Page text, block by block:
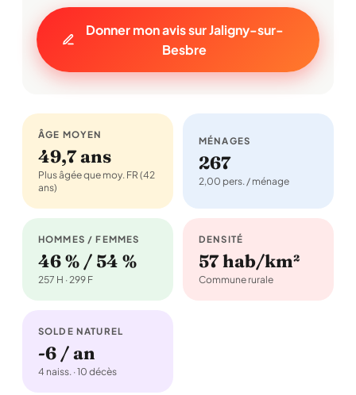
Donner mon avis sur Jaligny-sur-
Besbre
ÂGE MOYEN
49,7 ans
Plus âgée que moy. FR (42
ans)
MÉNAGES
267
2,00 pers. / ménage
HOMMES / FEMMES
46 % / 54 %
257 H · 299 F
DENSITÉ
57 hab/km²
Commune rurale
SOLDE NATUREL
-6 / an
4 naiss. · 10 décès